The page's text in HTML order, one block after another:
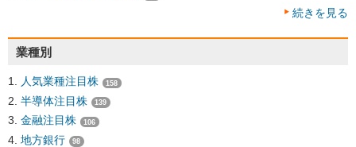
続きを見る
業種別
人気業種注目株 158
半導体注目株 139
金融注目株 106
地方銀行 98